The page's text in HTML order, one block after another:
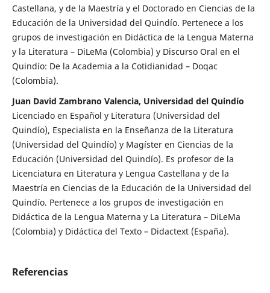
Castellana, y de la Maestría y el Doctorado en Ciencias de la
Educación de la Universidad del Quindío. Pertenece a los
grupos de investigación en Didáctica de la Lengua Materna
y la Literatura – DiLeMa (Colombia) y Discurso Oral en el
Quindío: De la Academia a la Cotidianidad – Doqac
(Colombia).
Juan David Zambrano Valencia, Universidad del Quindío
Licenciado en Español y Literatura (Universidad del
Quindío), Especialista en la Enseñanza de la Literatura
(Universidad del Quindío) y Magíster en Ciencias de la
Educación (Universidad del Quindío). Es profesor de la
Licenciatura en Literatura y Lengua Castellana y de la
Maestría en Ciencias de la Educación de la Universidad del
Quindío. Pertenece a los grupos de investigación en
Didáctica de la Lengua Materna y La Literatura – DiLeMa
(Colombia) y Didáctica del Texto – Didactext (España).
Referencias